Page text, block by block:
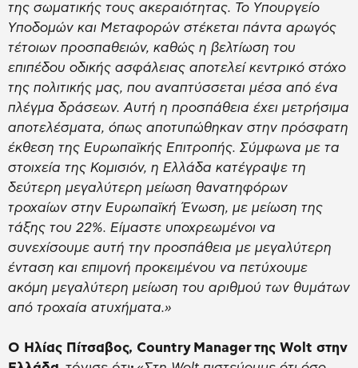
της σωματικής τους ακεραιότητας. Το Υπουργείο
Υποδομών και Μεταφορών στέκεται πάντα αρωγός
τέτοιων προσπαθειών, καθώς η βελτίωση του
επιπέδου οδικής ασφάλειας αποτελεί κεντρικό στόχο
της πολιτικής μας, που αναπτύσσεται μέσα από ένα
πλέγμα δράσεων. Αυτή η προσπάθεια έχει μετρήσιμα
αποτελέσματα, όπως αποτυπώθηκαν στην πρόσφατη
έκθεση της Ευρωπαϊκής Επιτροπής. Σύμφωνα με τα
στοιχεία της Κομισιόν, η Ελλάδα κατέγραψε τη
δεύτερη μεγαλύτερη μείωση θανατηφόρων
τροχαίων στην Ευρωπαϊκή Ένωση, με μείωση της
τάξης του 22%. Είμαστε υποχρεωμένοι να
συνεχίσουμε αυτή την προσπάθεια με μεγαλύτερη
ένταση και επιμονή προκειμένου να πετύχουμε
ακόμη μεγαλύτερη μείωση του αριθμού των θυμάτων
από τροχαία ατυχήματα.»
Ο Ηλίας Πίτσαβος, Country Managerτης Wolt στην